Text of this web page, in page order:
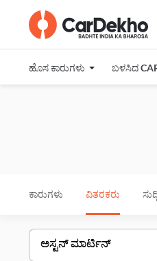
ಹೊಸ ಕಾರುಗಳು ಬಳಸಿದ
ಕಾರುಗಳು ವಿತರಕರು